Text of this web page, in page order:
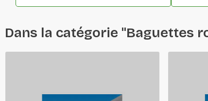
Dans la catégorie "Baguettes